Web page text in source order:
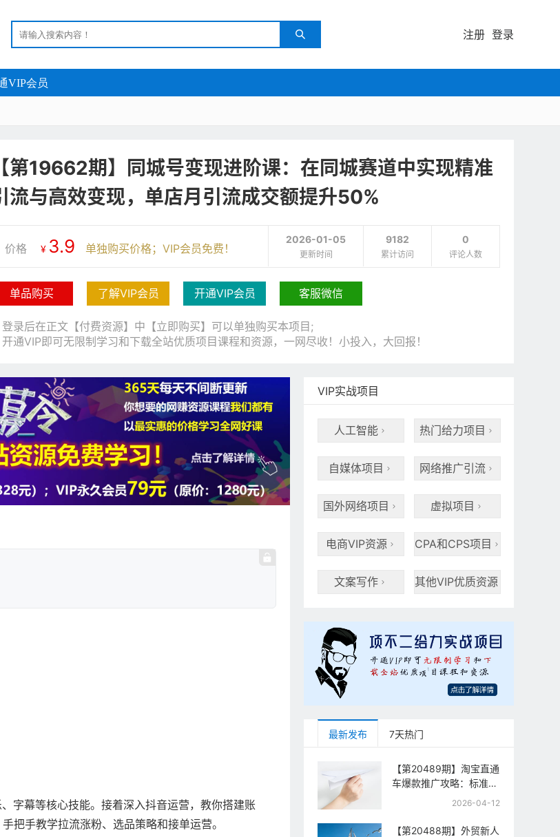
注册 登录

VIP会员
【第19662期】同城号变现进阶课：在同城赛道中实现精准
流与高效变现，单店月引流成交额提升50%
价格 ¥ 3.9 单独购买价格；VIP会员免费！
0
评论人数
9182
累计访问
2026-01-05
更新时间
单品购买 了解VIP会员 开通VIP会员 客服微信
登录后在正文【付费资源】中【立即购买】可以单独购买本项目;
开通VIP即可无限制学习和下载全站优质项目课程和资源，一网尽收！小投入，大回报！
字幕等核心技能。接着深入抖音运营，教你搭建账
把手教学拉流涨粉、选品策略和接单运营。
VIP实战项目
人工智能  热门给力项目 
自媒体项目  网络推广引流 
国外网络项目  虚拟项目 
电商VIP资源  CPA和CPS项目 
文案写作  其他VIP优质资源
最新发布 7天热门
【第20489期】淘宝直通
车爆款推广攻略：标准计
划+人群打法+全站推
与流量
2026-04-12
【第20488期】外贸新人